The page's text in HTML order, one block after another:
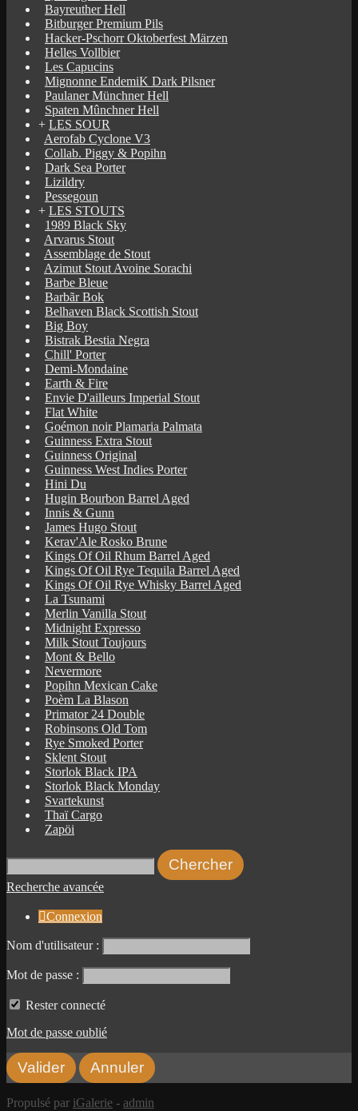
Bayreuther Hell
Bitburger Premium Pils
Hacker-Pschorr Oktoberfest Märzen
Helles Vollbier
Les Capucins
Mignonne EndemiK Dark Pilsner
Paulaner Münchner Hell
Spaten Mûnchner Hell
+ LES SOUR
Aerofab Cyclone V3
Collab. Piggy & Popihn
Dark Sea Porter
Lizildry
Pessegoun
+ LES STOUTS
1989 Black Sky
Arvarus Stout
Assemblage de Stout
Azimut Stout Avoine Sorachi
Barbe Bleue
Barbãr Bok
Belhaven Black Scottish Stout
Big Boy
Bistrak Bestia Negra
Chill' Porter
Demi-Mondaine
Earth & Fire
Envie D'ailleurs Imperial Stout
Flat White
Goémon noir Plamaria Palmata
Guinness Extra Stout
Guinness Original
Guinness West Indies Porter
Hini Du
Hugin Bourbon Barrel Aged
Innis & Gunn
James Hugo Stout
Kerav'Ale Rosko Brune
Kings Of Oil Rhum Barrel Aged
Kings Of Oil Rye Tequila Barrel Aged
Kings Of Oil Rye Whisky Barrel Aged
La Tsunami
Merlin Vanilla Stout
Midnight Expresso
Milk Stout Toujours
Mont & Bello
Nevermore
Popihn Mexican Cake
Poèm La Blason
Primator 24 Double
Robinsons Old Tom
Rye Smoked Porter
Sklent Stout
Storlok Black IPA
Storlok Black Monday
Svartekunst
Thaï Cargo
Zapöi
Recherche avancée
Connexion
Nom d'utilisateur :
Mot de passe :
Rester connecté
Mot de passe oublié
Propulsé par iGalerie - admin